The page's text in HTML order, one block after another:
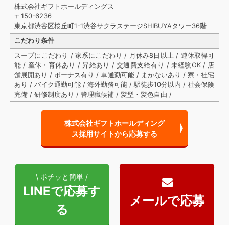
株式会社ギフトホールディングス
〒150-6236
東京都渋谷区桜丘町1-1渋谷サクラステージSHIBUYAタワー36階
こだわり条件
スープにこだわり / 家系にこだわり / 月休み8日以上 / 連休取得可
能 / 産休・育休あり / 昇給あり / 交通費支給有り / 未経験OK / 店
舗展開あり / ボーナス有り / 車通勤可能 / まかないあり / 寮・社宅
あり / バイク通勤可能 / 海外勤務可能 / 駅徒歩10分以内 / 社会保険
完備 / 研修制度あり / 管理職候補 / 髪型・髪色自由 /
株式会社ギフトホールディング
ス採用サイトから応募する
\ ポチッと簡単 /
LINEで応募す
る